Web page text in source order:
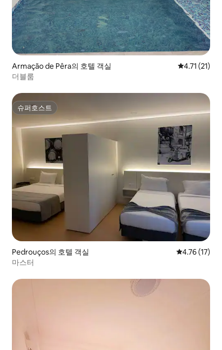
Armação de Pêra의 호텔 객실 평점 4.71점
4.71 (21)
더블룸
슈퍼호스트
슈퍼호스트
Pedrouços의 호텔 객실 평점 4.76점
4.76 (17)
마스터